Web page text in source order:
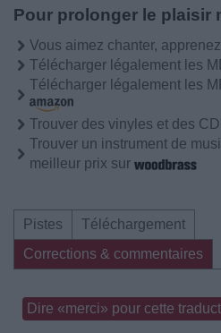
Pour prolonger le plaisir
Vous aimez chanter,
Télécharger légalement les
Télécharger légalement les
Trouver des vinyles et des
Trouver un instrument de
meilleur prix sur
Pistes
Téléchargement
Corrections & commentaires
Dire «merci» pour cette